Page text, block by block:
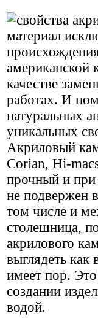
материал
американской
качестве
работах. И
натуральных
уникальных
Акриловый
Corian, Hi-
прочный и при
не подвержен
том числе и
столешница,
акрилового
выглядеть как
имеет пор.
создании
водой.